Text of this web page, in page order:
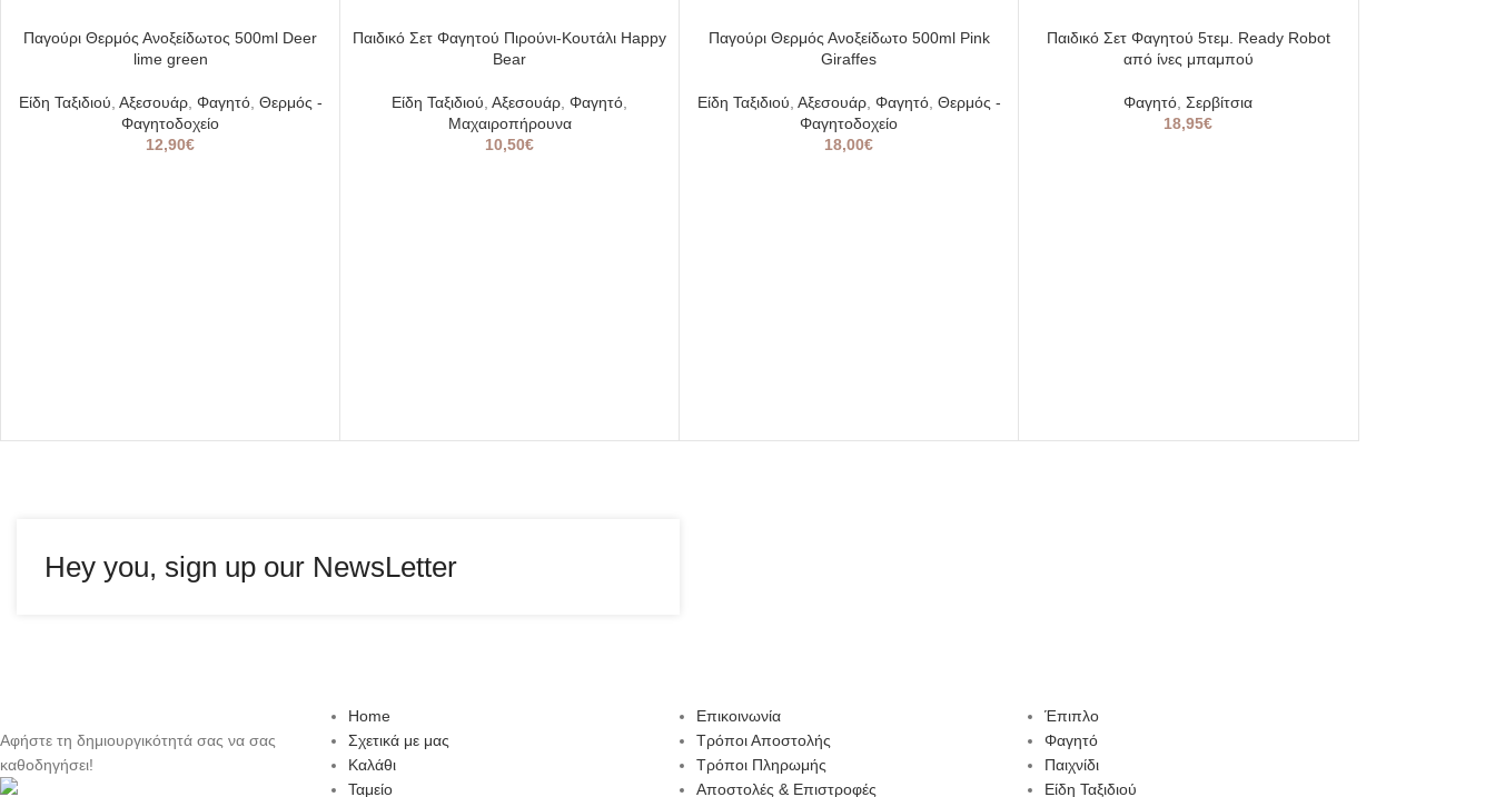
SOLD
OUT
Παγούρι Θερμός Ανοξείδωτος 500ml Deer
lime green
Είδη Ταξιδιού, Αξεσουάρ, Φαγητό, Θερμός -
Φαγητοδοχείο
12,90€
Παιδικό Σετ Φαγητού Πιρούνι-Κουτάλι Happy
Bear
Είδη Ταξιδιού, Αξεσουάρ, Φαγητό,
Μαχαιροπήρουνα
10,50€
SOLD
OUT
Παγούρι Θερμός Ανοξείδωτο 500ml Pink
Giraffes
Είδη Ταξιδιού, Αξεσουάρ, Φαγητό, Θερμός -
Φαγητοδοχείο
18,00€
SOLD
Παιδικό Σετ Φαγητού 5τεμ. Ready Robot
από ίνες μπαμπού
Φαγητό, Σερβίτσια
18,95€
Hey you, sign up our NewsLetter
Αφήστε τη δημιουργικότητά σας να σας
καθοδηγήσει!
Home
Σχετικά με μας
Καλάθι
Ταμείο
Επικοινωνία
Τρόποι Αποστολής
Τρόποι Πληρωμής
Αποστολές & Επιστροφές
Έπιπλο
Φαγητό
Παιχνίδι
Είδη Ταξιδιού